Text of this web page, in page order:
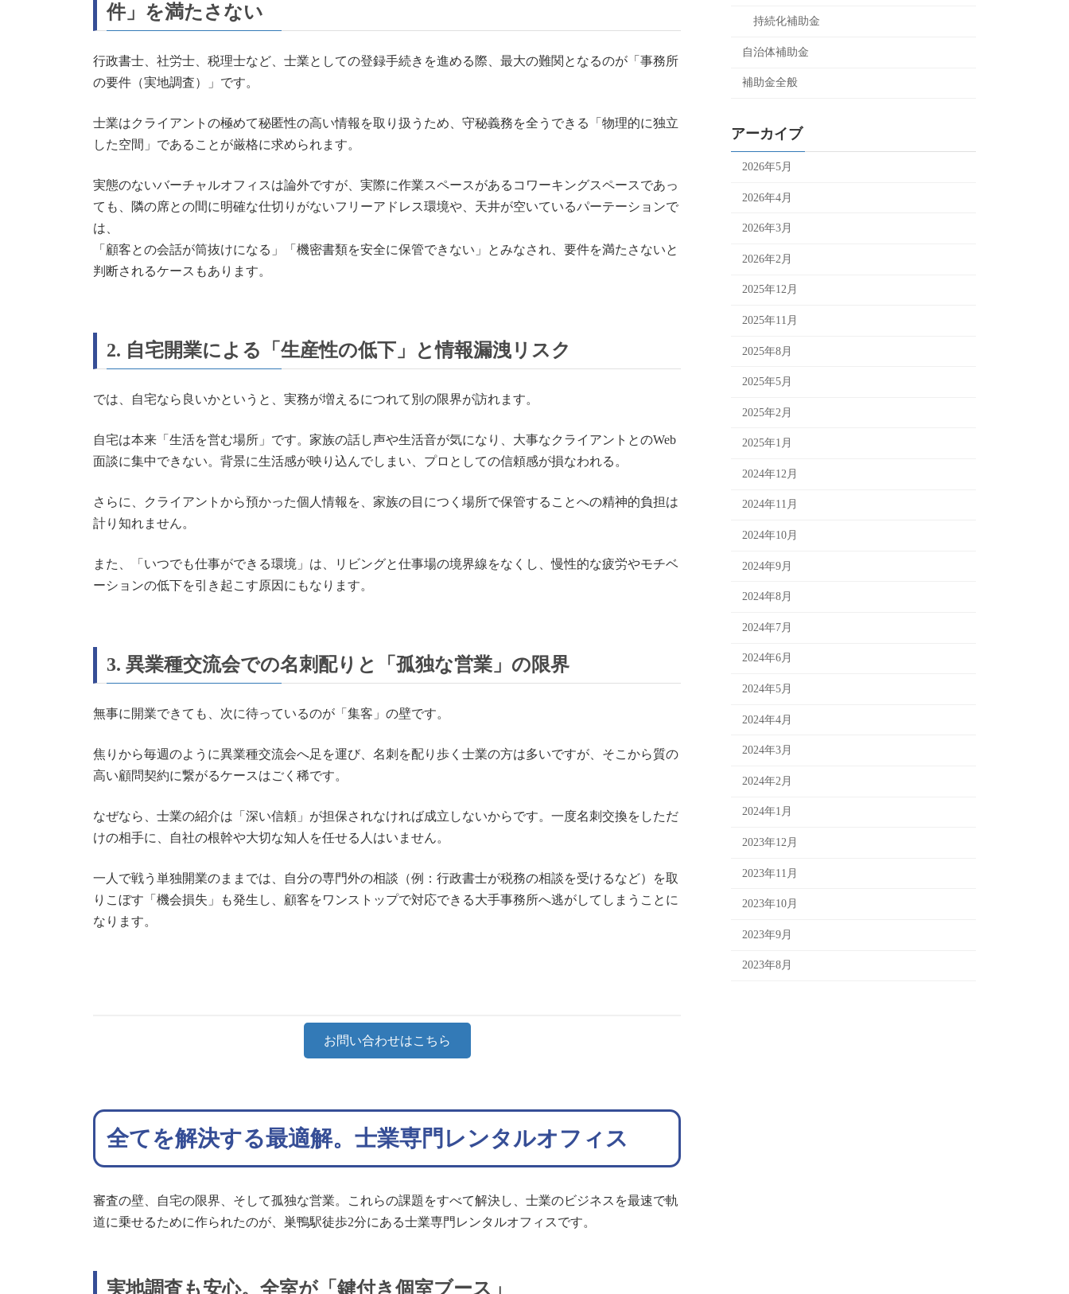
件」を満たさない
行政書士、社労士、税理士など、士業としての登録手続きを進める際、最大の難関となるのが「事務所
の要件（実地調査）」です。
士業はクライアントの極めて秘匿性の高い情報を取り扱うため、守秘義務を全うできる「物理的に独立
した空間」であることが厳格に求められます。
実態のないバーチャルオフィスは論外ですが、実際に作業スペースがあるコワーキングスペースであっ
ても、隣の席との間に明確な仕切りがないフリーアドレス環境や、天井が空いているパーテーションで
は、
「顧客との会話が筒抜けになる」「機密書類を安全に保管できない」とみなされ、要件を満たさないと
判断されるケースもあります。
2. 自宅開業による「生産性の低下」と情報漏洩リスク
では、自宅なら良いかというと、実務が増えるにつれて別の限界が訪れます。
自宅は本来「生活を営む場所」です。家族の話し声や生活音が気になり、大事なクライアントとのWeb
面談に集中できない。背景に生活感が映り込んでしまい、プロとしての信頼感が損なわれる。
さらに、クライアントから預かった個人情報を、家族の目につく場所で保管することへの精神的負担は
計り知れません。
また、「いつでも仕事ができる環境」は、リビングと仕事場の境界線をなくし、慢性的な疲労やモチベ
ーションの低下を引き起こす原因にもなります。
3. 異業種交流会での名刺配りと「孤独な営業」の限界
無事に開業できても、次に待っているのが「集客」の壁です。
焦りから毎週のように異業種交流会へ足を運び、名刺を配り歩く士業の方は多いですが、そこから質の
高い顧問契約に繋がるケースはごく稀です。
なぜなら、士業の紹介は「深い信頼」が担保されなければ成立しないからです。一度名刺交換をしただ
けの相手に、自社の根幹や大切な知人を任せる人はいません。
一人で戦う単独開業のままでは、自分の専門外の相談（例：行政書士が税務の相談を受けるなど）を取
りこぼす「機会損失」も発生し、顧客をワンストップで対応できる大手事務所へ逃がしてしまうことに
なります。
お問い合わせはこちら
全てを解決する最適解。士業専門レンタルオフィス
審査の壁、自宅の限界、そして孤独な営業。これらの課題をすべて解決し、士業のビジネスを最速で軌
道に乗せるために作られたのが、巣鴨駅徒歩2分にある士業専門レンタルオフィスです。
実地調査も安心。全室が「鍵付き個室ブース」
持続化補助金
自治体補助金
補助金全般
アーカイブ
2026年5月
2026年4月
2026年3月
2026年2月
2025年12月
2025年11月
2025年8月
2025年5月
2025年2月
2025年1月
2024年12月
2024年11月
2024年10月
2024年9月
2024年8月
2024年7月
2024年6月
2024年5月
2024年4月
2024年3月
2024年2月
2024年1月
2023年12月
2023年11月
2023年10月
2023年9月
2023年8月